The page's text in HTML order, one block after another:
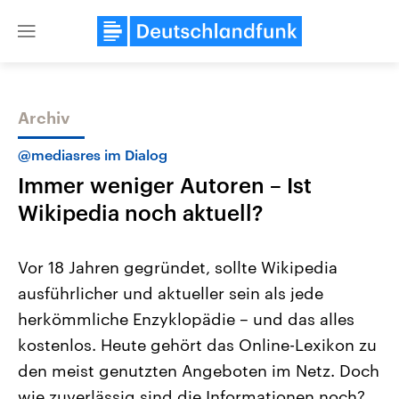
Close
Themen
Landtagswahl Sachsen-Anhalt
2026
Alle Informationen
Sachsen-Anhalt wählt am 6.
September 2026 einen neuen
Landtag. Seit 2021 wird das
Bundesland von einer Koalition aus
Aktuelle Beiträge,
Hintergründe
Wirtschaftlich und
gehören die Vereinigten
den mächtigsten Ländern
mit großem Einfluss auf
Archiv
@mediasres im Dialog
Immer weniger Autoren – Ist
Wikipedia noch aktuell?
Vor 18 Jahren gegründet, sollte Wikipedia
ausführlicher und aktueller sein als jede
herkömmliche Enzyklopädie – und das alles
kostenlos. Heute gehört das Online-Lexikon zu
den meist genutzten Angeboten im Netz. Doch